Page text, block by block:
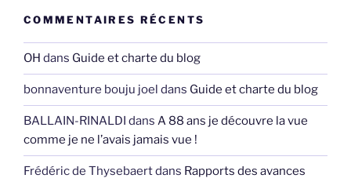
COMMENTAIRES RÉCENTS
OH dans Guide et charte du blog
bonnaventure bouju joel dans Guide et charte du blog
BALLAIN-RINALDI dans A 88 ans je découvre la vue
comme je ne l’avais jamais vue !
Frédéric de Thysebaertdans Rapports des avances